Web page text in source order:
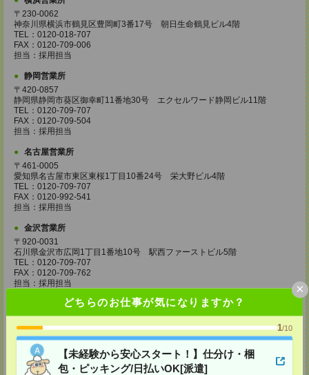
どちらのお仕事が気になりますか？
1/10
【未経験から安心スタート！】仕分け・梱
包・ピッキング/日払いOK[派遣]
×
〒230-0062
神奈川県横浜市鶴見区豊岡町3番17号 朝日生命鶴見ビル4階
TEL：0120-018-707
FAX：0120-709-006
担当：採用担当
静岡営業所
〒420-0857
静岡県静岡市葵区御幸町11番地30号 エクセルワード静岡ビル11階
TEL：0120-709-707
FAX：0120-709-504
担当：採用担当
名古屋営業所
〒461-0005
愛知県名古屋市東区東桜1丁目10番24号 栄大野ビル4階
TEL：0120-709-707
FAX：0120-992-541
担当：採用担当
金沢営業所
〒920-0031
石川県金沢市広岡1丁目1番地10号 駅西ファーストビル5階
TEL：0120-709-707
FAX：0120-709-762
担当：採用担当
京都営業所
〒600-8216
京都府京都市下京区新町通七条下ル東塩小路町593番地 トラスコクリスタ
ルビル7階
TEL：0120-709-707
FAX：0120-709-751
担当：採用担当